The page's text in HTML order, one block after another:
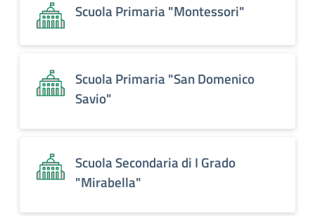
Scuola Primaria "Montessori"
Scuola Primaria "San Domenico
Savio"
Scuola Secondaria di I Grado
"Mirabella"